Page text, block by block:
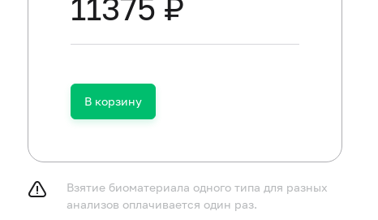
препаратов в течение 14 дней до исследования.
Исследование рекомендуется проводить не ранее чем
11375 ₽
В корзину
Взятие биоматериала одного типа для разных
анализов оплачивается один раз.